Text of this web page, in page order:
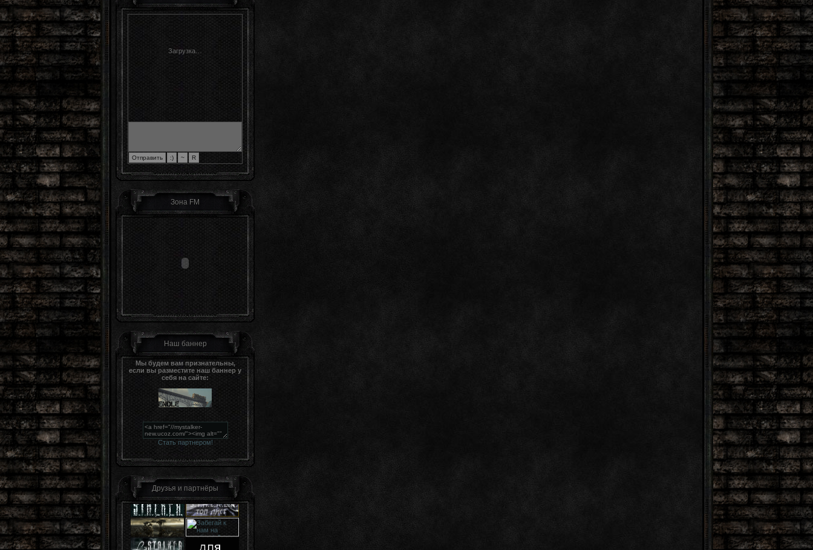
Загрузка…
Зона FM
Наш баннер
Мы будем вам признательны,
если вы разместите наш баннер у
себя на сайте:
Стать партнером!
Друзья и партнёры